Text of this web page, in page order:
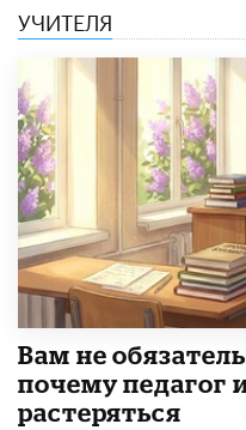
УЧИТЕЛЯ
​Вам не
почему педагог
растеряться